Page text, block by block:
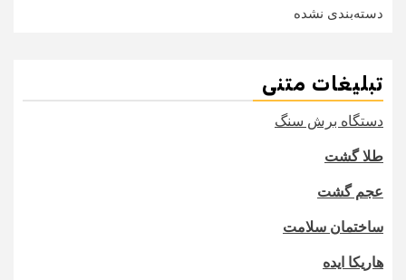
دسته‌بندی نشده
تبلیغات متنی
دستگاه برش سنگ
طلا گشت
عجم گشت
ساختمان سلامت
هاریکا ایده